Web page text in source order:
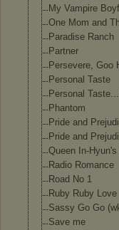
My Vampire
One Mom and
Paradise Ranch
Partner
Persevere, Goo
Personal Taste
Personal
Phantom
Pride and
Pride and
Queen In-Hyun's
Radio Romance
Road No 1
Ruby Ruby Love
Sassy Go Go
Save me